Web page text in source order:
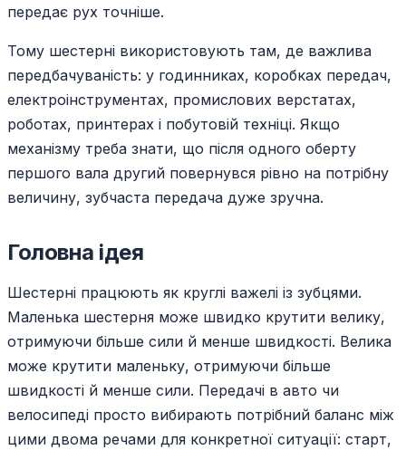
передає рух точніше.
Тому шестерні використовують там, де важлива
передбачуваність: у годинниках, коробках передач,
електроінструментах, промислових верстатах,
роботах, принтерах і побутовій техніці. Якщо
механізму треба знати, що після одного оберту
першого вала другий повернувся рівно на потрібну
величину, зубчаста передача дуже зручна.
Головна ідея
Шестерні працюють як круглі важелі із зубцями.
Маленька шестерня може швидко крутити велику,
отримуючи більше сили й менше швидкості. Велика
може крутити маленьку, отримуючи більше
швидкості й менше сили. Передачі в авто чи
велосипеді просто вибирають потрібний баланс між
цими двома речами для конкретної ситуації: старт,